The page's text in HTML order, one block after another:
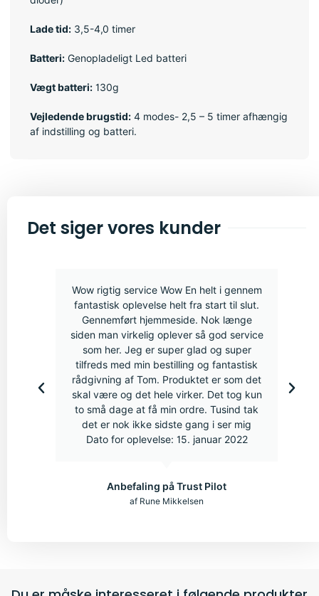
Lade tid: 3,5-4,0 timer
Batteri: Genopladeligt Led batteri
Vægt batteri: 130g
Vejledende brugstid: 4 modes- 2,5 – 5 timer afhængig
af indstilling og batteri.
Det siger vores kunder
Wow rigtig service Wow En helt i gennem
fantastisk oplevelse helt fra start til slut.
Gennemført hjemmeside. Nok længe
siden man virkelig oplever så god service
som her. Jeg er super glad og super
tilfreds med min bestilling og fantastisk
rådgivning af Tom. Produktet er som det
skal være og det hele virker. Det tog kun
to små dage at få min ordre. Tusind tak
det er nok ikke sidste gang i ser mig
Dato for oplevelse: 15. januar 2022
Anbefaling på Trust Pilot
af Rune Mikkelsen